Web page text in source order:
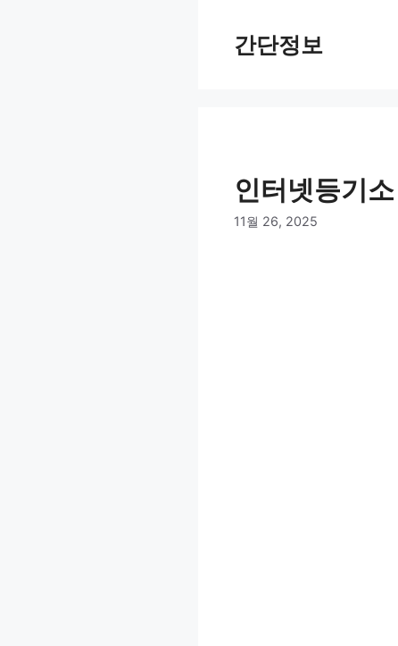
간단정보
인터넷등기
11월 26, 2025